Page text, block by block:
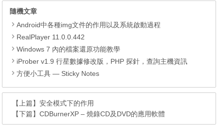
隨機文章
Android中各種img文件的作用以及系統啟動過程
RealPlayer 11.0.0.442
Windows 7 內的檔案還原功能教學
iProber v1.9 行星數據修改版，PHP 探針，查詢主機資訊
方便小工具 — Sticky Notes
【上篇】安全模式下的作用
【下篇】CDBurnerXP – 燒錄CD及DVD的應用軟體